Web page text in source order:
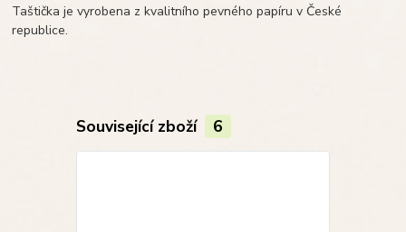
Taštička je vyrobena z kvalitního pevného papíru v České
republice.
Související zboží 6